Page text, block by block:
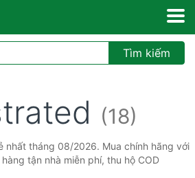
Tìm kiếm
(18)
nhất tháng 08/2026. Mua chính hãng với
tận nhà miễn phí, thu hộ COD